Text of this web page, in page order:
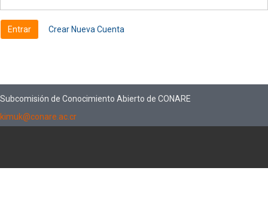
Crear Nueva Cuenta
Subcomisión de Conocimiento Abierto de CONARE
kimuk@conare.ac.cr